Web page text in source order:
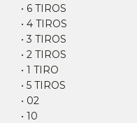
• 6 TIROS
• 4 TIROS
• 3 TIROS
• 2 TIROS
• 1 TIRO
• 5 TIROS
• 02
• 10